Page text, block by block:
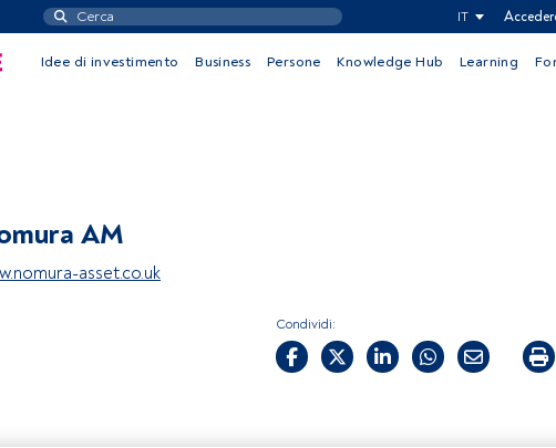
IT
Idee di investimento Business Persone Knowledge Hub Learning
AM
asset.co.uk
Condividi: